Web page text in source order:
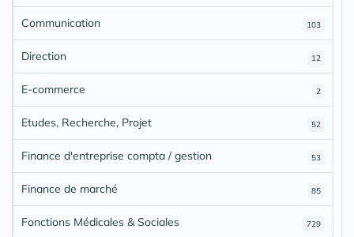
103
Communication
12
Direction
2
E-commerce
52
Etudes, Recherche, Projet
53
Finance d'entreprise compta / gestion
85
Finance de marché
729
Fonctions Médicales & Sociales